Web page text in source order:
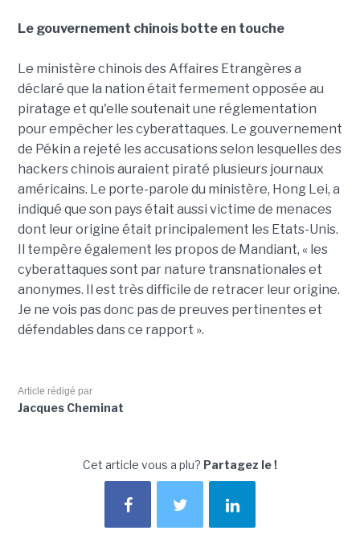
Le gouvernement chinois botte en touche
Le ministère chinois des Affaires Etrangères a
déclaré que la nation était fermement opposée au
piratage et qu'elle soutenait une réglementation
pour empêcher les cyberattaques. Le gouvernement
de Pékin a rejeté les accusations selon lesquelles des
hackers chinois auraient piraté plusieurs journaux
américains. Le porte-parole du ministère, Hong Lei, a
indiqué que son pays était aussi victime de menaces
dont leur origine était principalement les Etats-Unis.
Il tempère également les propos de Mandiant, « les
cyberattaques sont par nature transnationales et
anonymes. Il est très difficile de retracer leur origine.
Je ne vois pas donc pas de preuves pertinentes et
défendables dans ce rapport ».
Article rédigé par
Jacques Cheminat
Cet article vous a plu? Partagez le !